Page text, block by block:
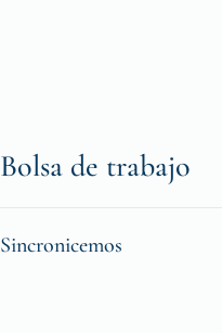
Bolsa de trabajo
Sincronicemos